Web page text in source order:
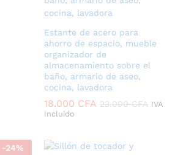
Estante de acero para
ahorro de espacio, mueble
organizador de
almacenamiento sobre el
baño, armario de aseo,
cocina, lavadora
18.000 CFA 23.000CFA IVA
Incluido
-24%